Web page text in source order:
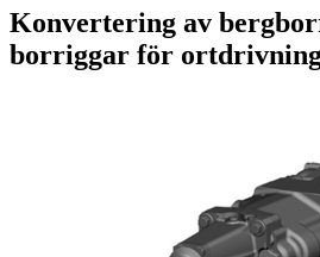
Konvertering av
borriggar för